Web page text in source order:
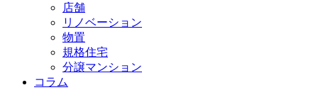
店舗
リノベーション
物置
規格住宅
分譲マンション
コラム